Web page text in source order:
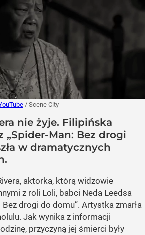
/ Scene City
nie żyje. Filipińska
„Spider-Man: Bez drogi
w dramatycznych
aktorka, którą widzowie
z roli Loli, babci Neda Leedsa
drogi do domu”. Artystka zmarła
Jak wynika z informacji
przyczyną jej śmierci były